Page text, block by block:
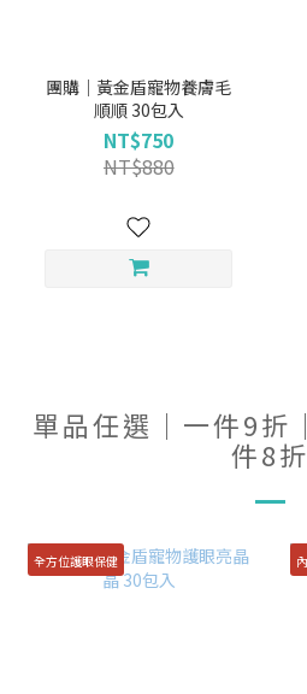
團購｜黃金盾寵物養膚毛
順順 30包入
NT$750
NT$880
單品任選｜一件9折
件8折
全方位護眼保健